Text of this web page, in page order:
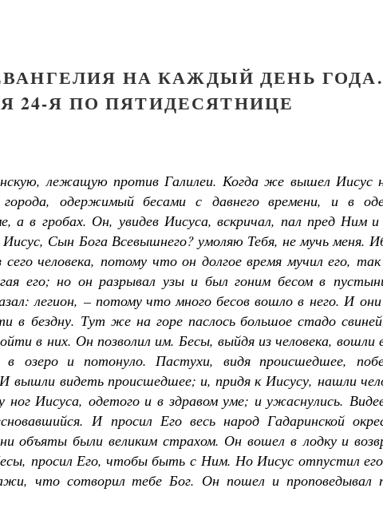
НА КАЖДЫЙ ДЕНЬ ГОДА.
24-Я ПО ПЯТИДЕСЯТНИЦЕ
лежащую против Галилеи. Когда же вышел Иисус
одержимый бесами с давнего времени, и в
а в гробах. Он, увидев Иисуса, вскричал, пал пред Ним и
Иисус, Сын Бога Всевышнего? умоляю Тебя, не мучь меня.
человека, потому что он долгое время мучил его,
его; но он разрывал узы и был гоним бесом в
легион, – потому что много бесов вошло в него. И
в бездну. Тут же на горе паслось большое стадо
в них. Он позволил им. Бесы, выйдя из человека, вошли
в озеро и потонуло. Пастухи, видя происшедшее,
И вышли видеть происшедшее; и, придя к Иисусу, нашли
ног Иисуса, одетого и в здравом уме; и ужаснулись.
И просил Его весь народ Гадаринской
объяты были великим страхом. Он вошел в лодку и
просил Его, чтобы быть с Ним. Но Иисус отпустил
что сотворил тебе Бог. Он пошел и проповедывал